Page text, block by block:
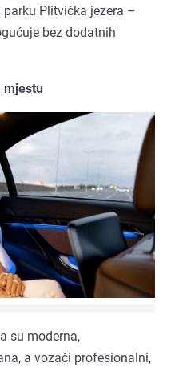
Plitvička jezera –
bez dodatnih
mjestu
su moderna,
a vozači profesionalni,